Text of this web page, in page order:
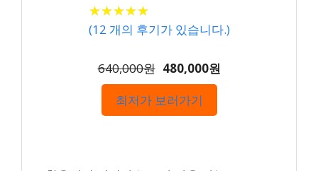
★★★★★
★★★★★
(12 개의 후기가 있습니다.)
640,000원 480,000원
최저가 보러가기